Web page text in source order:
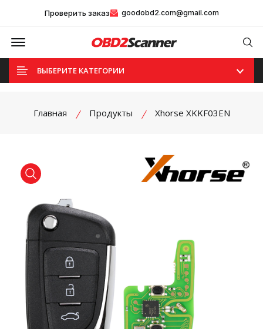
Проверить заказ goodobd2.com@gmail.com
Offcanvas Menu Open
ВЫБЕРИТЕ КАТЕГОРИИ
Главная Продукты Xhorse XKKF03EN
product view